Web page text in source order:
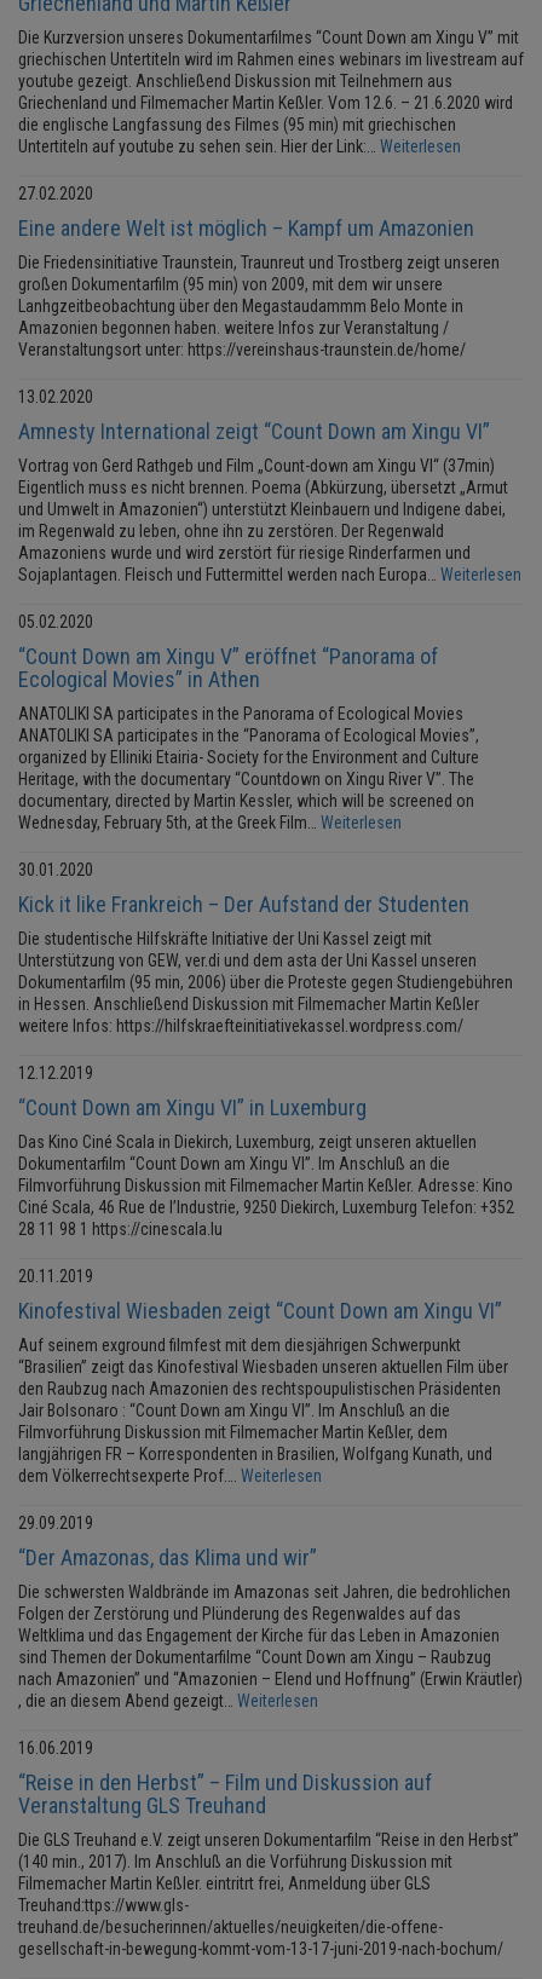
Die Kurzversion unseres Dokumentarfilmes “Count Down am Xingu V” mit
griechischen Untertiteln wird im Rahmen eines webinars im livestream auf
youtube gezeigt. Anschließend Diskussion mit Teilnehmern aus
Griechenland und Filmemacher Martin Keßler. Vom 12.6. – 21.6.2020 wird
die englische Langfassung des Filmes (95 min) mit griechischen
Untertiteln auf youtube zu sehen sein. Hier der Link:… Weiterlesen
27.02.2020
Eine andere Welt ist möglich – Kampf um Amazonien
Die Friedensinitiative Traunstein, Traunreut und Trostberg zeigt unseren
großen Dokumentarfilm (95 min) von 2009, mit dem wir unsere
Lanhgzeitbeobachtung über den Megastaudammm Belo Monte in
Amazonien begonnen haben. weitere Infos zur Veranstaltung /
Veranstaltungsort unter: https://vereinshaus-traunstein.de/home/
13.02.2020
Amnesty International zeigt “Count Down am Xingu VI”
Vortrag von Gerd Rathgeb und Film „Count-down am Xingu VI“ (37min)
Eigentlich muss es nicht brennen. Poema (Abkürzung, übersetzt „Armut
und Umwelt in Amazonien“) unterstützt Kleinbauern und Indigene dabei,
im Regenwald zu leben, ohne ihn zu zerstören. Der Regenwald
Amazoniens wurde und wird zerstört für riesige Rinderfarmen und
Sojaplantagen. Fleisch und Futtermittel werden nach Europa… Weiterlesen
05.02.2020
“Count Down am Xingu V” eröffnet “Panorama of
Ecological Movies” in Athen
ANATOLIKI SA participates in the Panorama of Ecological Movies
ANATOLIKI SA participates in the “Panorama of Ecological Movies”,
organized by Elliniki Etairia- Society for the Environment and Culture
Heritage, with the documentary “Countdown on Xingu River V”. The
documentary, directed by Martin Kessler, which will be screened on
Wednesday, February 5th, at the Greek Film… Weiterlesen
30.01.2020
Kick it like Frankreich – Der Aufstand der Studenten
Die studentische Hilfskräfte Initiative der Uni Kassel zeigt mit
Unterstützung von GEW, ver.di und dem asta der Uni Kassel unseren
Dokumentarfilm (95 min, 2006) über die Proteste gegen Studiengebühren
in Hessen. Anschließend Diskussion mit Filmemacher Martin Keßler
weitere Infos: https://hilfskraefteinitiativekassel.wordpress.com/
12.12.2019
“Count Down am Xingu VI” in Luxemburg
Das Kino Ciné Scala in Diekirch, Luxemburg, zeigt unseren aktuellen
Dokumentarfilm “Count Down am Xingu VI”. Im Anschluß an die
Filmvorführung Diskussion mit Filmemacher Martin Keßler. Adresse: Kino
Ciné Scala, 46 Rue de l’Industrie, 9250 Diekirch, Luxemburg Telefon: +352
28 11 98 1 https://cinescala.lu
20.11.2019
Kinofestival Wiesbaden zeigt “Count Down am Xingu VI”
Auf seinem exground filmfest mit dem diesjährigen Schwerpunkt
“Brasilien” zeigt das Kinofestival Wiesbaden unseren aktuellen Film über
den Raubzug nach Amazonien des rechtspoupulistischen Präsidenten
Jair Bolsonaro : “Count Down am Xingu VI”. Im Anschluß an die
Filmvorführung Diskussion mit Filmemacher Martin Keßler, dem
langjährigen FR – Korrespondenten in Brasilien, Wolfgang Kunath, und
dem Völkerrechtsexperte Prof…. Weiterlesen
29.09.2019
“Der Amazonas, das Klima und wir”
Die schwersten Waldbrände im Amazonas seit Jahren, die bedrohlichen
Folgen der Zerstörung und Plünderung des Regenwaldes auf das
Weltklima und das Engagement der Kirche für das Leben in Amazonien
sind Themen der Dokumentarfilme “Count Down am Xingu – Raubzug
nach Amazonien” und “Amazonien – Elend und Hoffnung” (Erwin Kräutler)
, die an diesem Abend gezeigt… Weiterlesen
16.06.2019
“Reise in den Herbst” – Film und Diskussion auf
Veranstaltung GLS Treuhand
Die GLS Treuhand e.V. zeigt unseren Dokumentarfilm “Reise in den Herbst”
(140 min., 2017). Im Anschluß an die Vorführung Diskussion mit
Filmemacher Martin Keßler. eintritrt frei, Anmeldung über GLS
Treuhand:ttps://www.gls-
treuhand.de/besucherinnen/aktuelles/neuigkeiten/die-offene-
gesellschaft-in-bewegung-kommt-vom-13-17-juni-2019-nach-bochum/